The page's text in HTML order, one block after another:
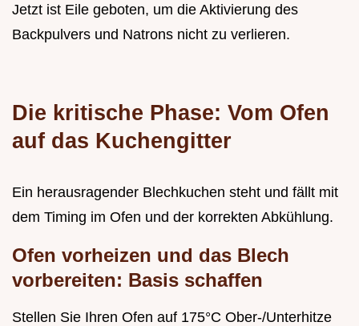
Jetzt ist Eile geboten, um die Aktivierung des
Backpulvers und Natrons nicht zu verlieren.
Die kritische Phase: Vom Ofen
auf das Kuchengitter
Ein herausragender Blechkuchen steht und fällt mit
dem Timing im Ofen und der korrekten Abkühlung.
Ofen vorheizen und das Blech
vorbereiten: Basis schaffen
Stellen Sie Ihren Ofen auf 175°C Ober-/Unterhitze